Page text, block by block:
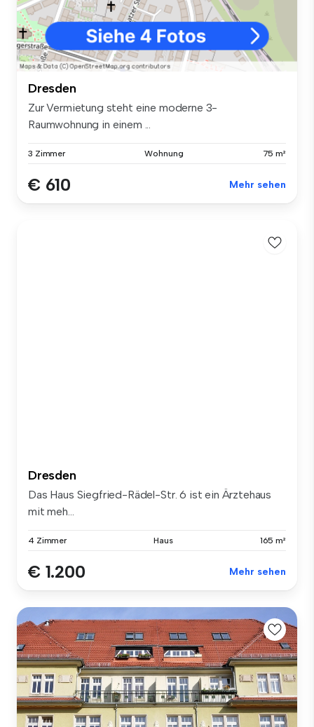
Dresden
Zur Vermietung steht eine moderne 3-
Raumwohnung in einem ...
3 Zimmer Wohnung 75 m²
€ 610 Mehr sehen
Dresden
Das Haus Siegfried-Rädel-Str. 6 ist ein Ärztehaus
mit meh...
4 Zimmer Haus 165 m²
€ 1.200 Mehr sehen